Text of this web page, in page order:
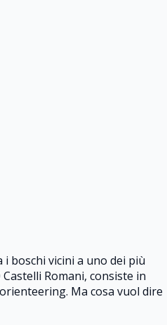
boschi vicini a uno dei più
Romani, consiste in
Ma cosa vuol dire